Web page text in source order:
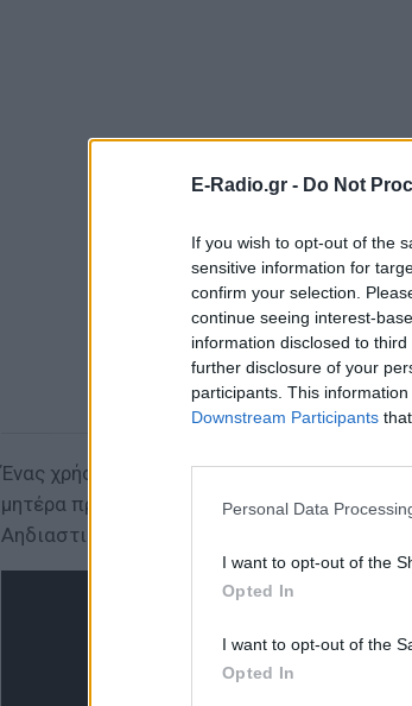
E-Radio.gr - Do Not
If you wish to opt-out of the
sensitive information for
confirm your selection.
continue seeing interest-
information disclosed to
further disclosure of your
participants. This
Downstream Participants
Personal Data
I want to opt-out of the
Opted In
I want to opt-out of the
Opted In
Ένας χρήστης που παρακολούθησε το
μητέρα πρέπει να πάει φυλακή και η
Αηδιαστική εικόνα».